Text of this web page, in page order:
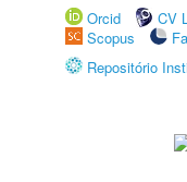
Orcid
CV
Scopus
Repositório